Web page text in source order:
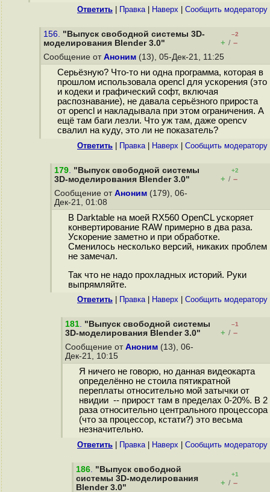
Ответить Правка| Наверх Cообщить модератору
156. "Выпуск свободной системы 3D-
моделирования Blender 3.0"
–2
+ / –
Сообщение от Аноним (13), 05-Дек-21, 11:25
Серьёзную? Что-то ни одна программа, которая в
прошлом использовала opencl для ускорения (это
и кодеки и графический софт, включая
распознавание), не давала серьёзного прироста
от opencl и накладывала при этом ограничения. А
ещё там баги лезли. Что уж там, даже opencv
свалил на куду, это ли не показатель?
Ответить Правка| Наверх Cообщить модератору
179. "Выпуск свободной системы
3D-моделирования Blender 3.0"
+2
+ / –
Сообщение от Аноним (179), 06-
Дек-21, 01:08
В Darktable на моей RX560 OpenCL ускоряет
конвертирование RAW примерно в два раза.
Ускорение заметно и при обработке.
Сменилось несколько версий, никаких проблем
не замечал.
Так что не надо прохладных историй. Руки
выпрямляйте.
Ответить Правка| Наверх Cообщить модератору
181. "Выпуск свободной системы
3D-моделирования Blender 3.0"
–1
+ / –
Сообщение от Аноним (13), 06-
Дек-21, 10:15
Я ничего не говорю, но данная видеокарта
определённо не стоила пятикратной
переплаты относительно мой затычки от
нвидии -- прирост там в пределах 0-20%. В 2
раза относительно центрального процессора
(что за процессор, кстати?) это весьма
незначительно.
Ответить Правка| Наверх Cообщить модератору
186. "Выпуск свободной
системы 3D-моделирования
Blender 3.0"
+1
+ / –